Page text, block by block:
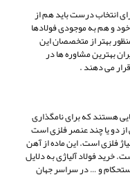
انتخاب درست باید هم از
و هم به موجودی فولادها
بهتر از متخصصان این
بهترین مشاوره ها در
می دهند .
هستند که برای نامگذاری
از دو یا چند عنصر فلزی است
فلزی است. این ماده از آهن
خرید فولاد آلیاژی به دلایل
و … در سراسر جهان